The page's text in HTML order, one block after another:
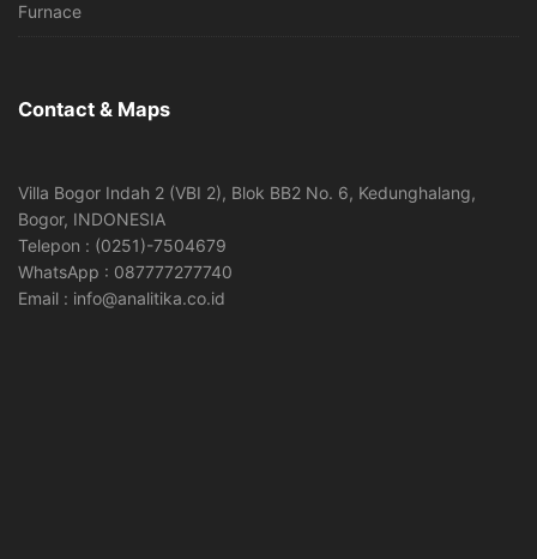
Furnace
Contact & Maps
Villa Bogor Indah 2 (VBI 2), Blok BB2 No. 6, Kedunghalang,
Bogor, INDONESIA
Telepon : (0251)-7504679
WhatsApp : 087777277740
Email : info@analitika.co.id